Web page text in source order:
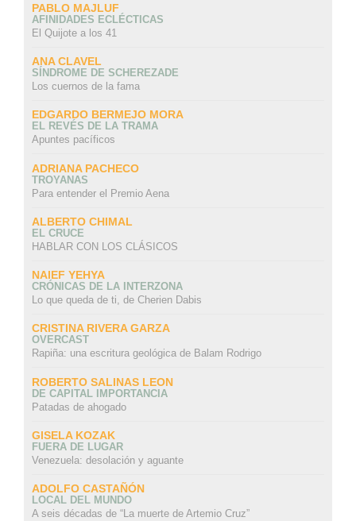
PABLO MAJLUF
AFINIDADES ECLÉCTICAS
El Quijote a los 41
ANA CLAVEL
SÍNDROME DE SCHEREZADE
Los cuernos de la fama
EDGARDO BERMEJO MORA
EL REVÉS DE LA TRAMA
Apuntes pacíficos
ADRIANA PACHECO
TROYANAS
Para entender el Premio Aena
ALBERTO CHIMAL
EL CRUCE
HABLAR CON LOS CLÁSICOS
NAIEF YEHYA
CRÓNICAS DE LA INTERZONA
Lo que queda de ti, de Cherien Dabis
CRISTINA RIVERA GARZA
OVERCAST
Rapiña: una escritura geológica de Balam Rodrigo
ROBERTO SALINAS LEON
DE CAPITAL IMPORTANCIA
Patadas de ahogado
GISELA KOZAK
FUERA DE LUGAR
Venezuela: desolación y aguante
ADOLFO CASTAÑÓN
LOCAL DEL MUNDO
A seis décadas de “La muerte de Artemio Cruz”